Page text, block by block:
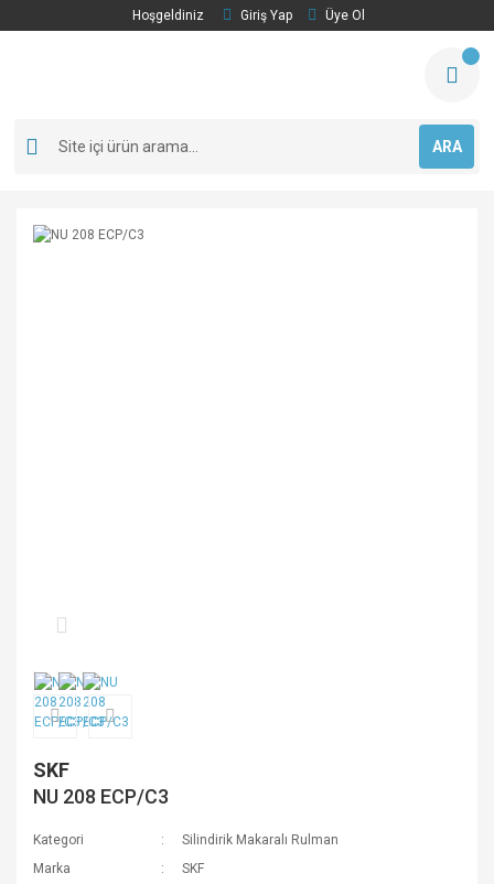
Hoşgeldiniz Giriş Yap Üye Ol
ARA
SKF
NU 208 ECP/C3
Kategori
Silindirik Makaralı Rulman
Marka
SKF